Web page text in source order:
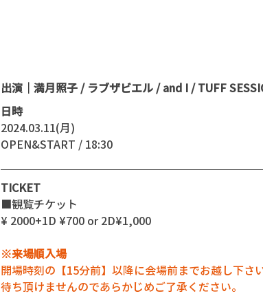
出演｜満月照子 / ラブザビエル / and I / TUFF
日時
2024.03.11(月)
OPEN&START / 18:30
TICKET
■観覧チケット
¥ 2000+1D ¥700 or 2D¥1,000
※来場順入場
開場時刻の【15分前】以降に会場前までお越し下さ
待ち頂けませんのであらかじめご了承ください。